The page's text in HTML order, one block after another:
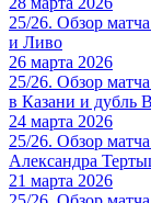
25/26. Обзор
и Ливо
26 марта 2026
25/26. Обзор
в Казани и дубль
24 марта 2026
25/26. Обзор
Александра
21 марта 2026